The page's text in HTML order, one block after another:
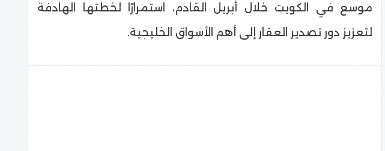
موسع في الكويت خلال أبريل القادم، استمرارًا لخطتها الهادفة
لتعزيز دور تصدير العقار إلى أهم الأسواق الخليجية.